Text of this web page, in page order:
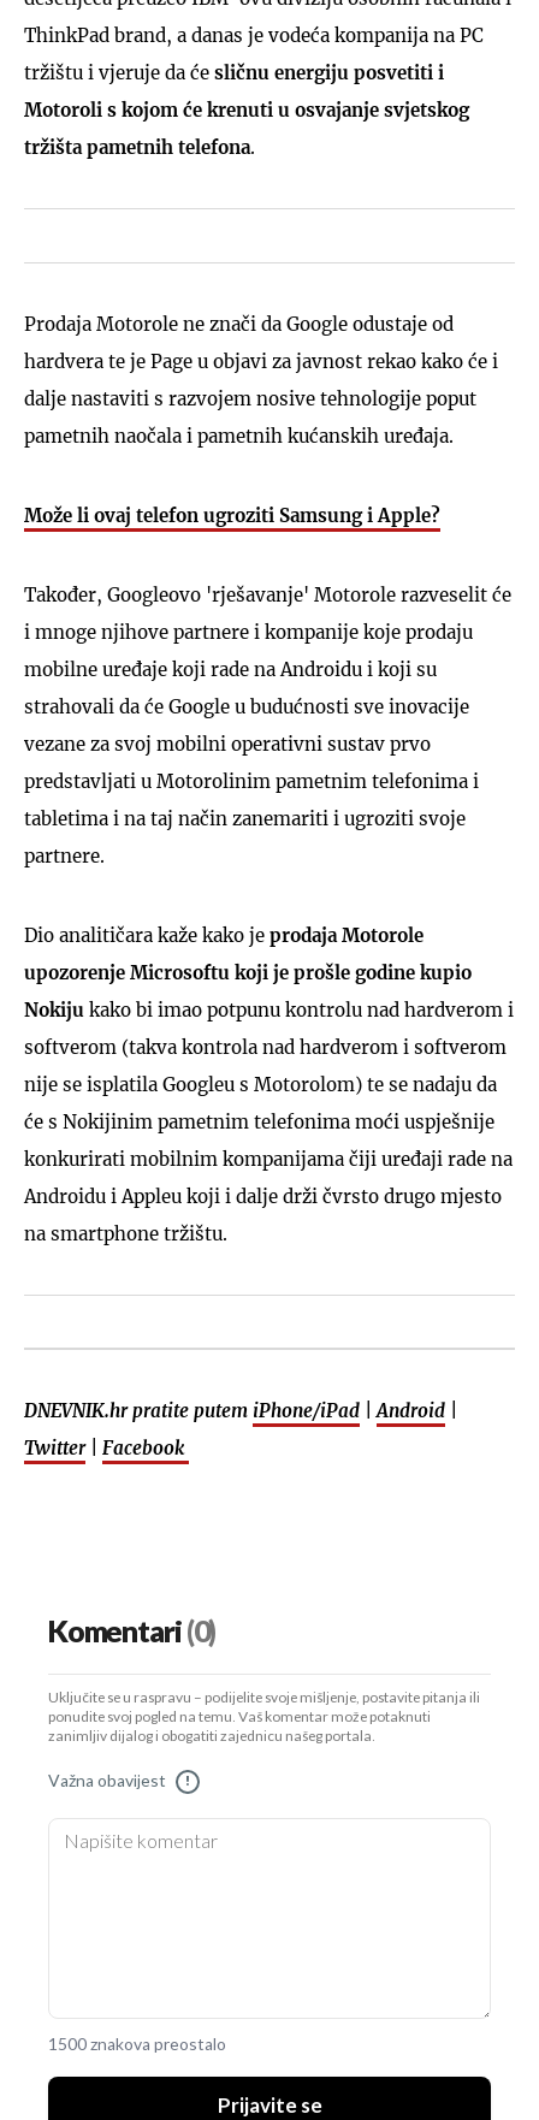
ThinkPad brand, a danas je vodeća kompanija na PC
tržištu i vjeruje da će sličnu energiju posvetiti i
Motoroli s kojom će krenuti u osvajanje svjetskog
tržišta pametnih telefona.
Prodaja Motorole ne znači da Google odustaje od
hardvera te je Page u objavi za javnost rekao kako će i
dalje nastaviti s razvojem nosive tehnologije poput
pametnih naočala i pametnih kućanskih uređaja.
Može li ovaj telefon ugroziti Samsung i Apple?
Također, Googleovo 'rješavanje' Motorole razveselit će
i mnoge njihove partnere i kompanije koje prodaju
mobilne uređaje koji rade na Androidu i koji su
strahovali da će Google u budućnosti sve inovacije
vezane za svoj mobilni operativni sustav prvo
predstavljati u Motorolinim pametnim telefonima i
tabletima i na taj način zanemariti i ugroziti svoje
partnere.
Dio analitičara kaže kako je prodaja Motorole
upozorenje Microsoftu koji je prošle godine kupio
Nokiju kako bi imao potpunu kontrolu nad hardverom i
softverom (takva kontrola nad hardverom i softverom
nije se isplatila Googleu s Motorolom) te se nadaju da
će s Nokijinim pametnim telefonima moći uspješnije
konkurirati mobilnim kompanijama čiji uređaji rade na
Androidu i Appleu koji i dalje drži čvrsto drugo mjesto
na smartphone tržištu.
DNEVNIK.hr pratite putem iPhone/iPad Android
Twitter| Facebook
Komentari(0)
Uključite se u raspravu – podijelite svoje mišljenje, postavite pitanja ili
ponudite svoj pogled na temu. Vaš komentar može potaknuti
zanimljiv dijalog i obogatiti zajednicu našeg portala.
Važna obavijest !
1500 znakova preostalo
Prijavite se